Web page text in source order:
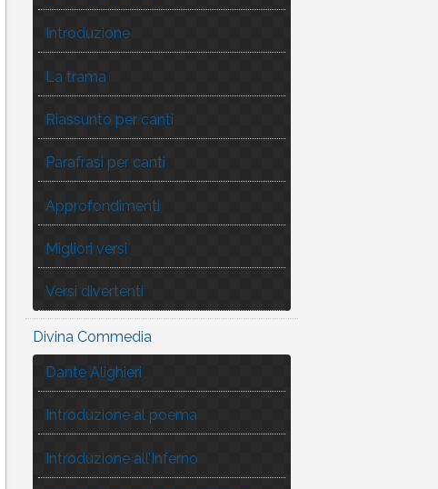
Introduzione
La trama
Riassunto per canti
Parafrasi per canti
Approfondimenti
Migliori versi
Versi divertenti
Divina Commedia
Dante Alighieri
Introduzione al poema
Introduzione all’Inferno